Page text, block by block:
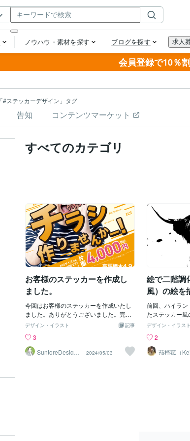
会員登録で10％
「#ステッカーデザイン」タグ
告知 コンテンツマーケット
すべてのカテゴリ
お客様のステッカーを作成し
ました。
今回はお客様のステッカーを作成いたし
ました。ありがとうございました。完成
したデザインがこちらです。こんな感じ
られましたら是非ご連絡ください。宜し
くお願い致します。
記事
デザイン・イラスト
3
SuntoreDesignO
2024/05/03
絵で二階調
風）の絵を
前回、ハイラ
たステッカー
が。成牛も描
した。bos
ャトルの学名
はこちらにな
像編集ペイン
デザイン・イラスト
2
茄椅菰（